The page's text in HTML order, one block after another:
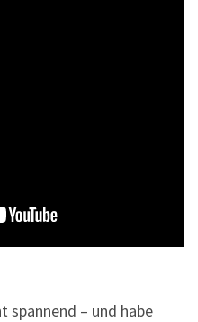
spannend – und habe